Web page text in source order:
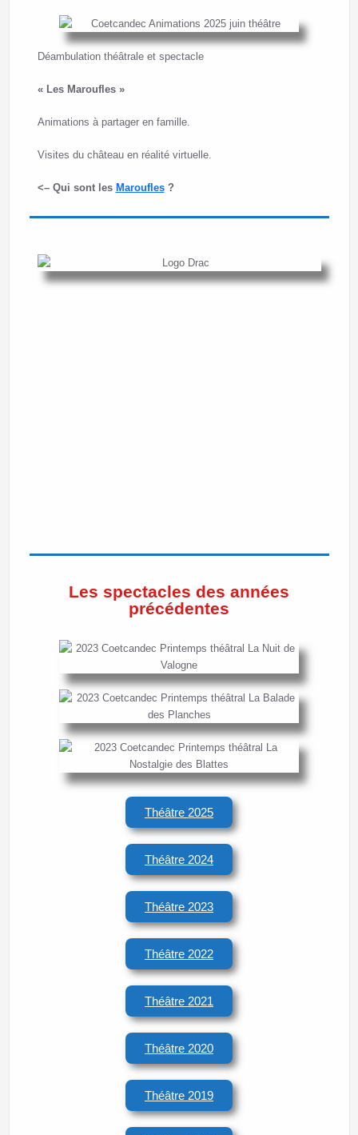
Déambulation théâtrale et spectacle
« Les Maroufles »
Animations à partager en famille.
Visites du château en réalité virtuelle.
<– Qui sont les Maroufles?
Les spectacles des années
précédentes
Théâtre 2025
Théâtre 2024
Théâtre 2023
Théâtre 2022
Théâtre 2021
Théâtre 2020
Théâtre 2019